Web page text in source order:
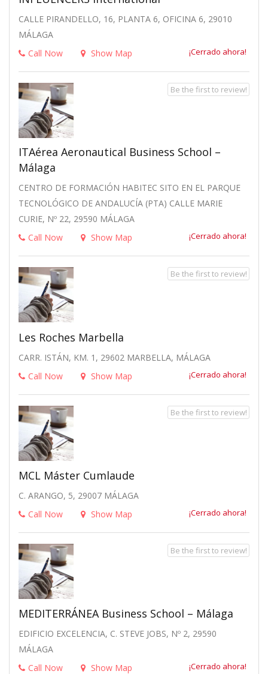
CALLE PIRANDELLO, 16, PLANTA 6, OFICINA 6, 29010
MÁLAGA
Call Now
Show Map ¡Cerrado ahora!
ITAérea Aeronautical Business School –
Málaga
CENTRO DE FORMACIÓN HABITEC SITO EN EL PARQUE
TECNOLÓGICO DE ANDALUCÍA (PTA) CALLE MARIE
CURIE, Nº 22, 29590 MÁLAGA
Call Now
Show Map ¡Cerrado ahora!
Be the first to review!
Les Roches Marbella
CARR. ISTÁN, KM. 1, 29602 MARBELLA, MÁLAGA
Call Now
Show Map ¡Cerrado ahora!
Be the first to review!
MCL Máster Cumlaude
C. ARANGO, 5, 29007 MÁLAGA
Call Now
Show Map ¡Cerrado ahora!
Be the first to review!
MEDITERRÁNEA Business School – Málaga
EDIFICIO EXCELENCIA, C. STEVE JOBS, Nº 2, 29590
MÁLAGA
Call Now
Show Map ¡Cerrado ahora!
Be the first to review!